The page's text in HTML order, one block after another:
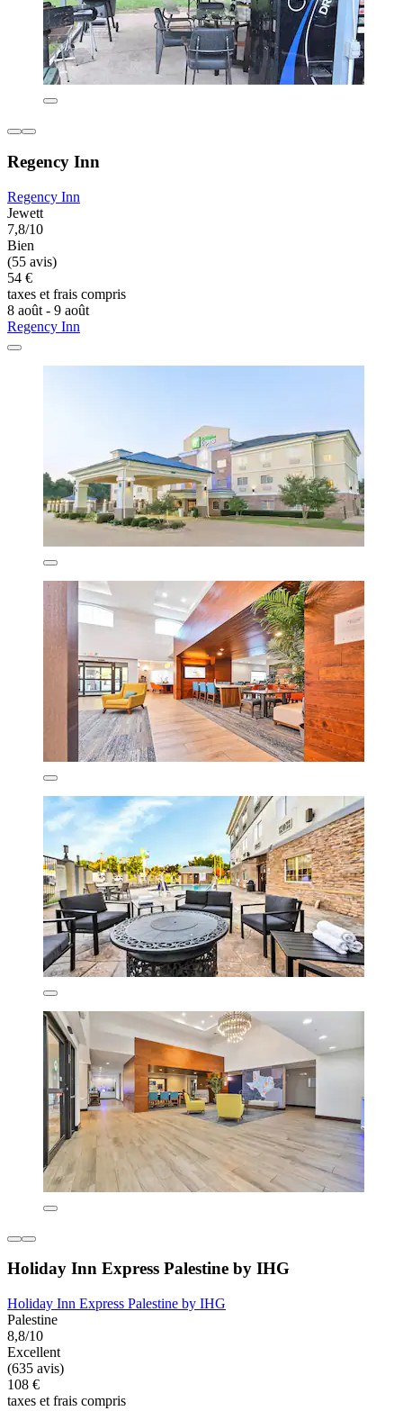
Regency Inn
Regency Inn
Jewett
7,8/10
Bien
(55 avis)
54 €
taxes et frais compris
8 août - 9 août
Regency Inn
Holiday Inn Express Palestine by IHG
Holiday Inn Express Palestine by IHG
Palestine
8,8/10
Excellent
(635 avis)
108 €
taxes et frais compris